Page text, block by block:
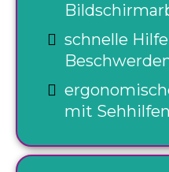
schnelle
mit Sehhilfen